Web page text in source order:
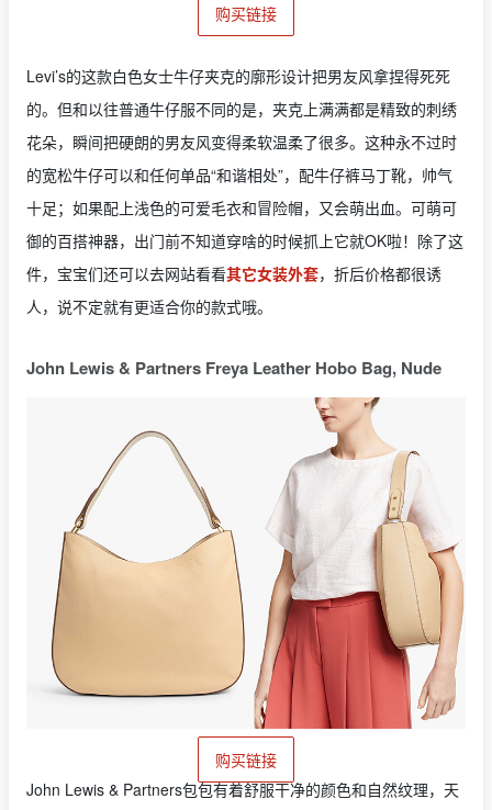
购买链接
Levi’s的这款白色女士牛仔夹克的廓形设计把男友风拿捏得死死
的。但和以往普通牛仔服不同的是，夹克上满满都是精致的刺绣
花朵，瞬间把硬朗的男友风变得柔软温柔了很多。这种永不过时
的宽松牛仔可以和任何单品“和谐相处”，配牛仔裤马丁靴，帅气
十足；如果配上浅色的可爱毛衣和冒险帽，又会萌出血。可萌可
御的百搭神器，出门前不知道穿啥的时候抓上它就OK啦！除了这
件，宝宝们还可以去网站看看其它女装外套，折后价格都很诱
人，说不定就有更适合你的款式哦。
John Lewis & Partners Freya Leather Hobo Bag, Nude
购买链接
John Lewis & Partners包包有着舒服干净的颜色和自然纹理，天